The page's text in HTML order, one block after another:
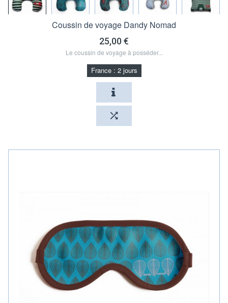
Coussin de voyage Dandy Nomad
25,00 €
Le coussin de voyage à posséder...
France : 2 jours